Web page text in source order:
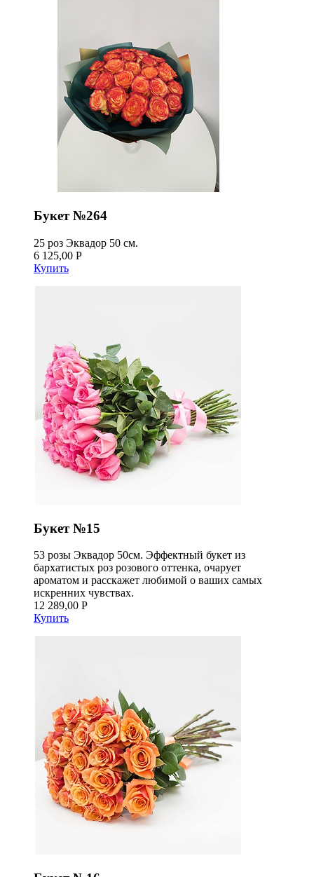
Букет №264
25 роз Эквадор 50 см.
6 125,00 Р
Купить
Букет №15
53 розы Эквадор 50см. Эффектный букет из
бархатистых роз розового оттенка, очарует
ароматом и расскажет любимой о ваших самых
искренних чувствах.
12 289,00 Р
Купить